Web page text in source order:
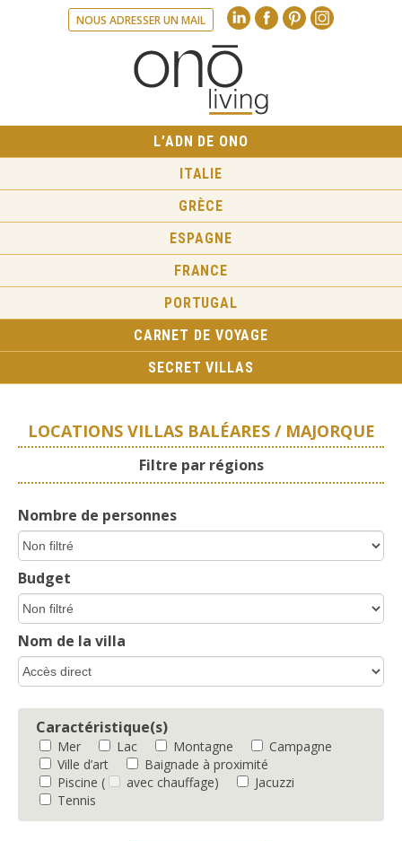
NOUS ADRESSER UN MAIL Linkedin
L’ADN DE ONO
ITALIE
GRÈCE
ESPAGNE
FRANCE
PORTUGAL
CARNET DE VOYAGE
SECRET VILLAS
LOCATIONS VILLAS BALÉARES / MAJORQUE
Filtre par régions
Nombre de personnes
Budget
Nom de la villa
Caractéristique(s)
Mer Lac Montagne
Campagne
Ville d’art
Baignade à proximité
Piscine ( avec chauffage)
Jacuzzi
Tennis